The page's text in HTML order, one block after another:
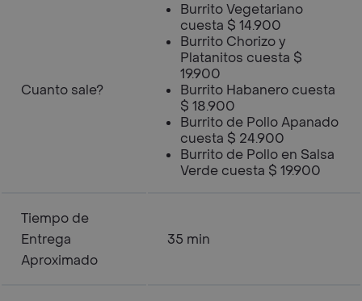
Cuanto sale?
Burrito Vegetariano
cuesta $ 14.900
Burrito Chorizo y
Platanitos cuesta $
19.900
Burrito Habanero cuesta
$ 18.900
Burrito de Pollo Apanado
cuesta $ 24.900
Burrito de Pollo en Salsa
Verde cuesta $ 19.900
Tiempo de
Entrega
Aproximado
35 min